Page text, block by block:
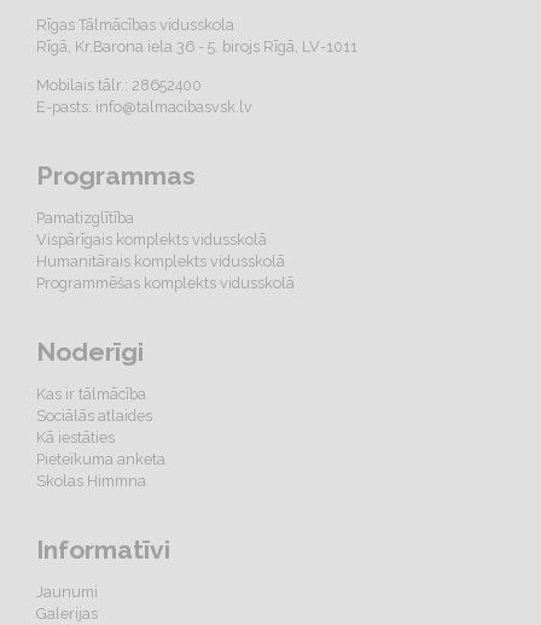
Rīgas Tālmācības vidusskola
Rīgā, Kr.Barona iela 36 - 5. birojs Rīgā, LV-1011
Mobilais tālr.: 28652400
E-pasts: info@talmacibasvsk.lv
Programmas
Pamatizglītība
Vispārīgais komplekts vidusskolā
Humanitārais komplekts vidusskolā
Programmēšas komplekts vidusskolā
Noderīgi
Kas ir tālmācība
Sociālās atlaides
Kā iestāties
Pieteikuma anketa
Skolas Himmna
Informatīvi
Jaunumi
Galerijas